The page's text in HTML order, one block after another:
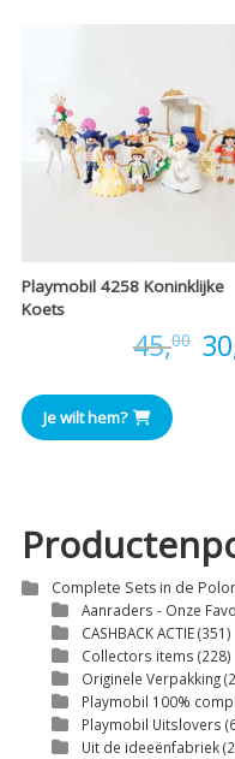
Playmobil 4258 Koninklijke
Koets
45,00
Je wilt hem?
Complete Sets in de
Aanraders - Onze
CASHBACK ACTIE(351)
Collectors items (228)
Originele Verpakking
Playmobil 100%
Playmobil Uitslovers
Uit de ideeënfabriek